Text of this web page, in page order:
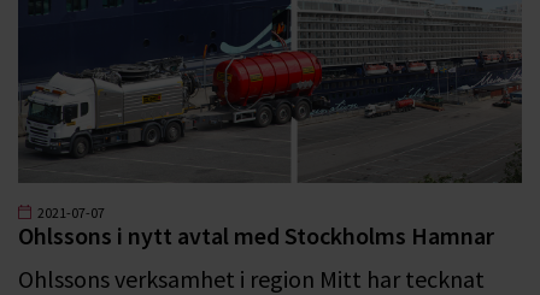
2021-07-07
Ohlssons i nytt avtal med Stockholms Hamnar
Ohlssons verksamhet i region Mitt har tecknat